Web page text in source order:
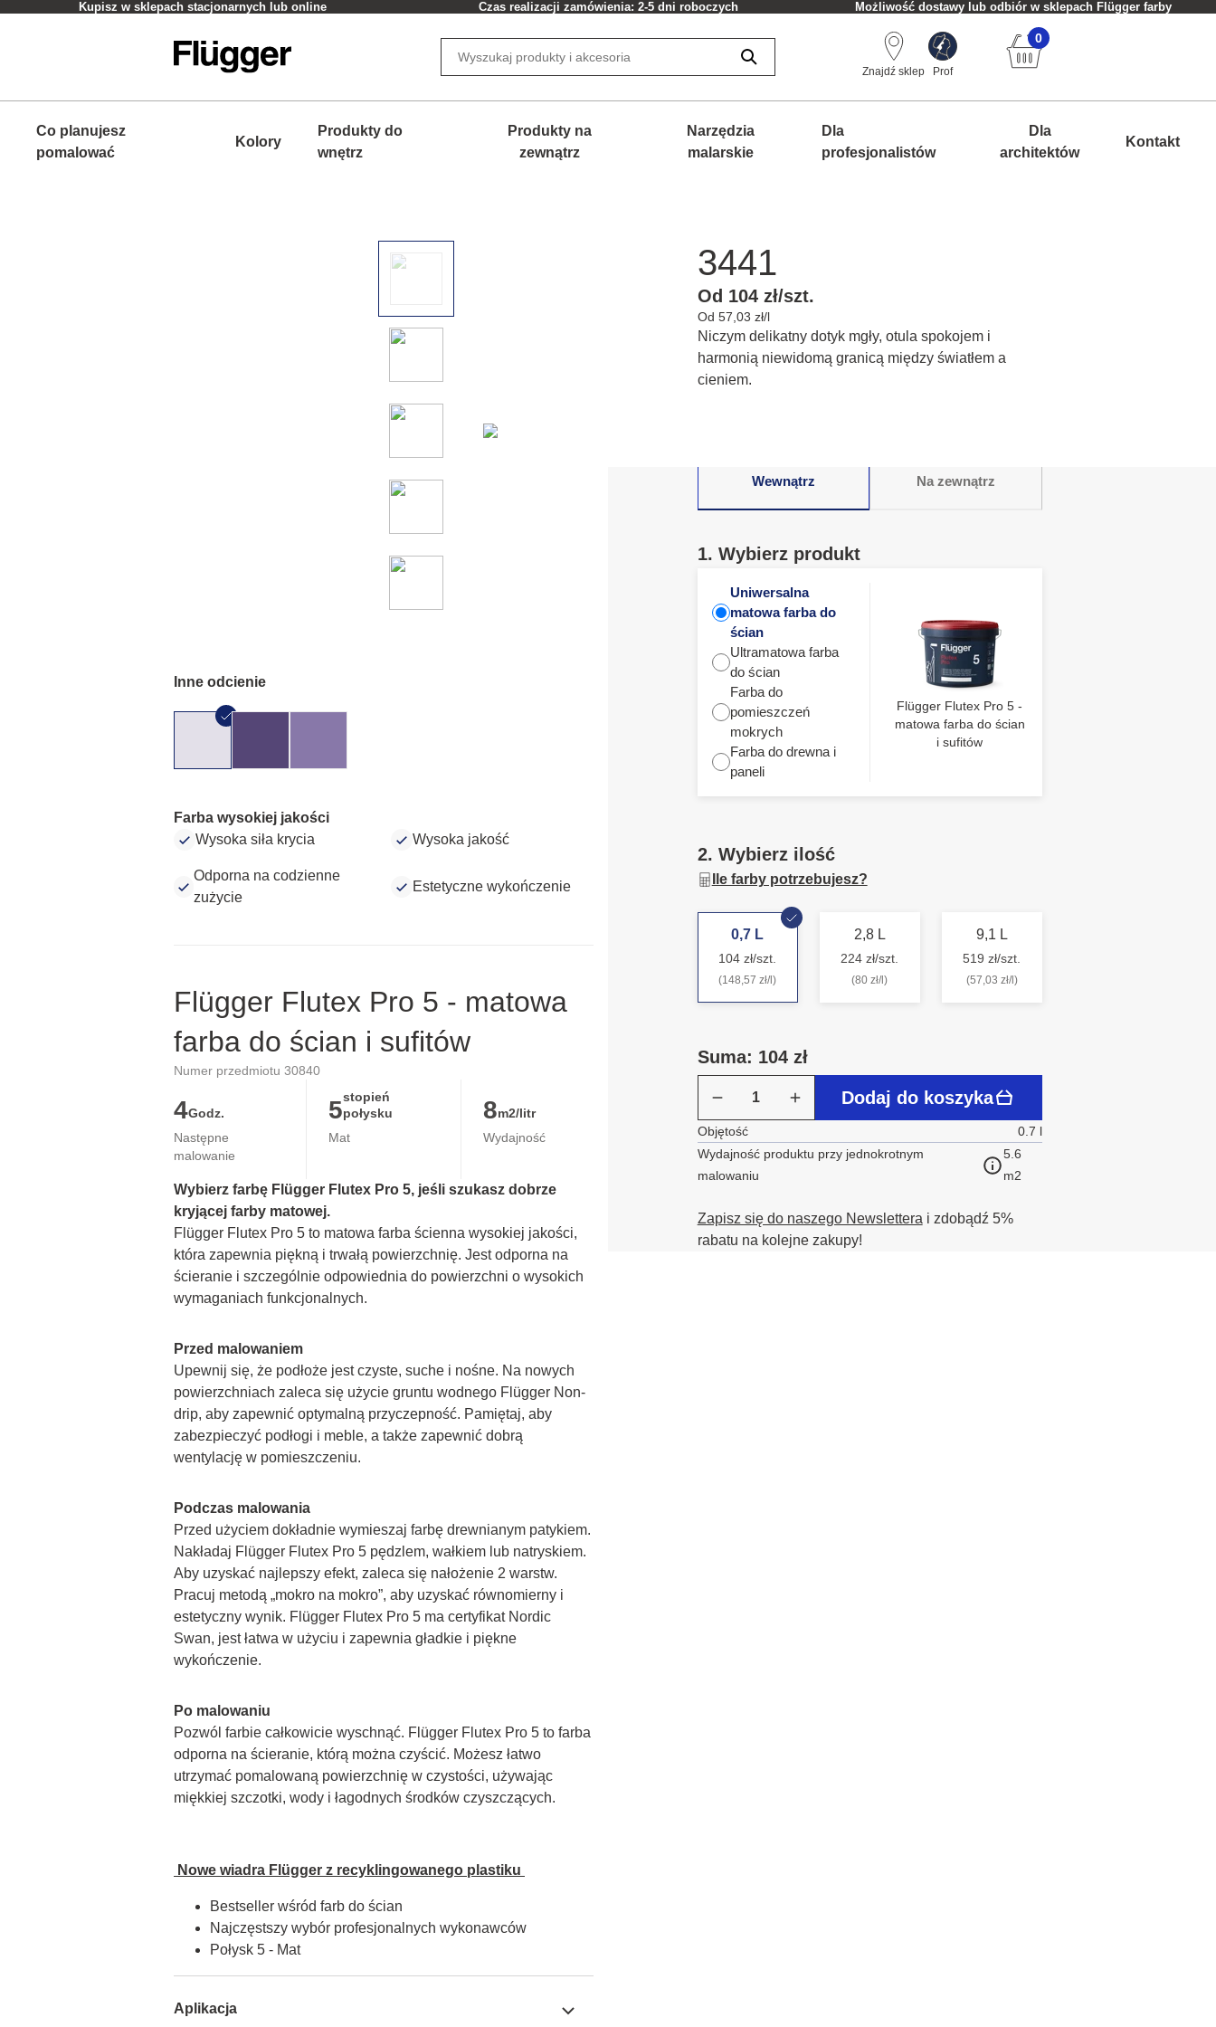
Kupisz w sklepach stacjonarnych lub online Czas realizacji zamówienia: 2-5 dni roboczych Możliwość dostawy lub odbiór w sklepach Flügger farby
Znajdź sklep Prof
0
Co planujesz
pomalować
Kolory
Produkty do
wnętrz
Produkty na
zewnątrz
Narzędzia
malarskie
Dla
profesjonalistów
Dla
architektów
Kontakt
Inne odcienie
Farba wysokiej jakości
Wysoka siła krycia
Wysoka jakość
Odporna na codzienne
zużycie
Estetyczne wykończenie
Flügger Flutex Pro 5 - matowa
farba do ścian i sufitów
Numer przedmiotu 30840
4Godz.
Następne
malowanie
5stopień
połysku
Mat
8m2/litr
Wydajność
Wybierz farbę Flügger Flutex Pro 5, jeśli szukasz dobrze
kryjącej farby matowej.
Flügger Flutex Pro 5 to matowa farba ścienna wysokiej jakości,
która zapewnia piękną i trwałą powierzchnię. Jest odporna na
ścieranie i szczególnie odpowiednia do powierzchni o wysokich
wymaganiach funkcjonalnych.
Przed malowaniem
Upewnij się, że podłoże jest czyste, suche i nośne. Na nowych
powierzchniach zaleca się użycie gruntu wodnego Flügger Non-
drip, aby zapewnić optymalną przyczepność. Pamiętaj, aby
zabezpieczyć podłogi i meble, a także zapewnić dobrą
wentylację w pomieszczeniu.
Podczas malowania
Przed użyciem dokładnie wymieszaj farbę drewnianym patykiem.
Nakładaj Flügger Flutex Pro 5 pędzlem, wałkiem lub natryskiem.
Aby uzyskać najlepszy efekt, zaleca się nałożenie 2 warstw.
Pracuj metodą „mokro na mokro”, aby uzyskać równomierny i
estetyczny wynik. Flügger Flutex Pro 5 ma certyfikat Nordic
Swan, jest łatwa w użyciu i zapewnia gładkie i piękne
wykończenie.
Po malowaniu
Pozwól farbie całkowicie wyschnąć. Flügger Flutex Pro 5 to farba
odporna na ścieranie, którą można czyścić. Możesz łatwo
utrzymać pomalowaną powierzchnię w czystości, używając
miękkiej szczotki, wody i łagodnych środków czyszczących.
Nowe wiadra Flügger z recyklingowanego plastiku
Bestseller wśród farb do ścian
Najczęstszy wybór profesjonalnych wykonawców
Połysk 5 - Mat
Aplikacja
3441
Od 104 zł/szt.
Od 57,03 zł/l
Niczym delikatny dotyk mgły, otula spokojem i
harmonią niewidomą granicą między światłem a
cieniem.
Wewnątrz Na zewnątrz
1. Wybierz produkt
Uniwersalna
matowa farba do
ścian
Ultramatowa farba
do ścian
Farba do
pomieszczeń
mokrych
Farba do drewna i
paneli
Flügger Flutex Pro 5 -
matowa farba do ścian
i sufitów
2. Wybierz ilość
Ile farby potrzebujesz?
0,7 L
104 zł/szt.
(148,57 zł/l)
2,8 L
224 zł/szt.
(80 zł/l)
9,1 L
519 zł/szt.
(57,03 zł/l)
Suma: 104 zł
Dodaj do koszyka
Objętość
0.7 l
Wydajność produktu przy jednokrotnym
malowaniu
5.6
m2
Zapisz się do naszego Newslettera i zdobądź 5%
rabatu na kolejne zakupy!